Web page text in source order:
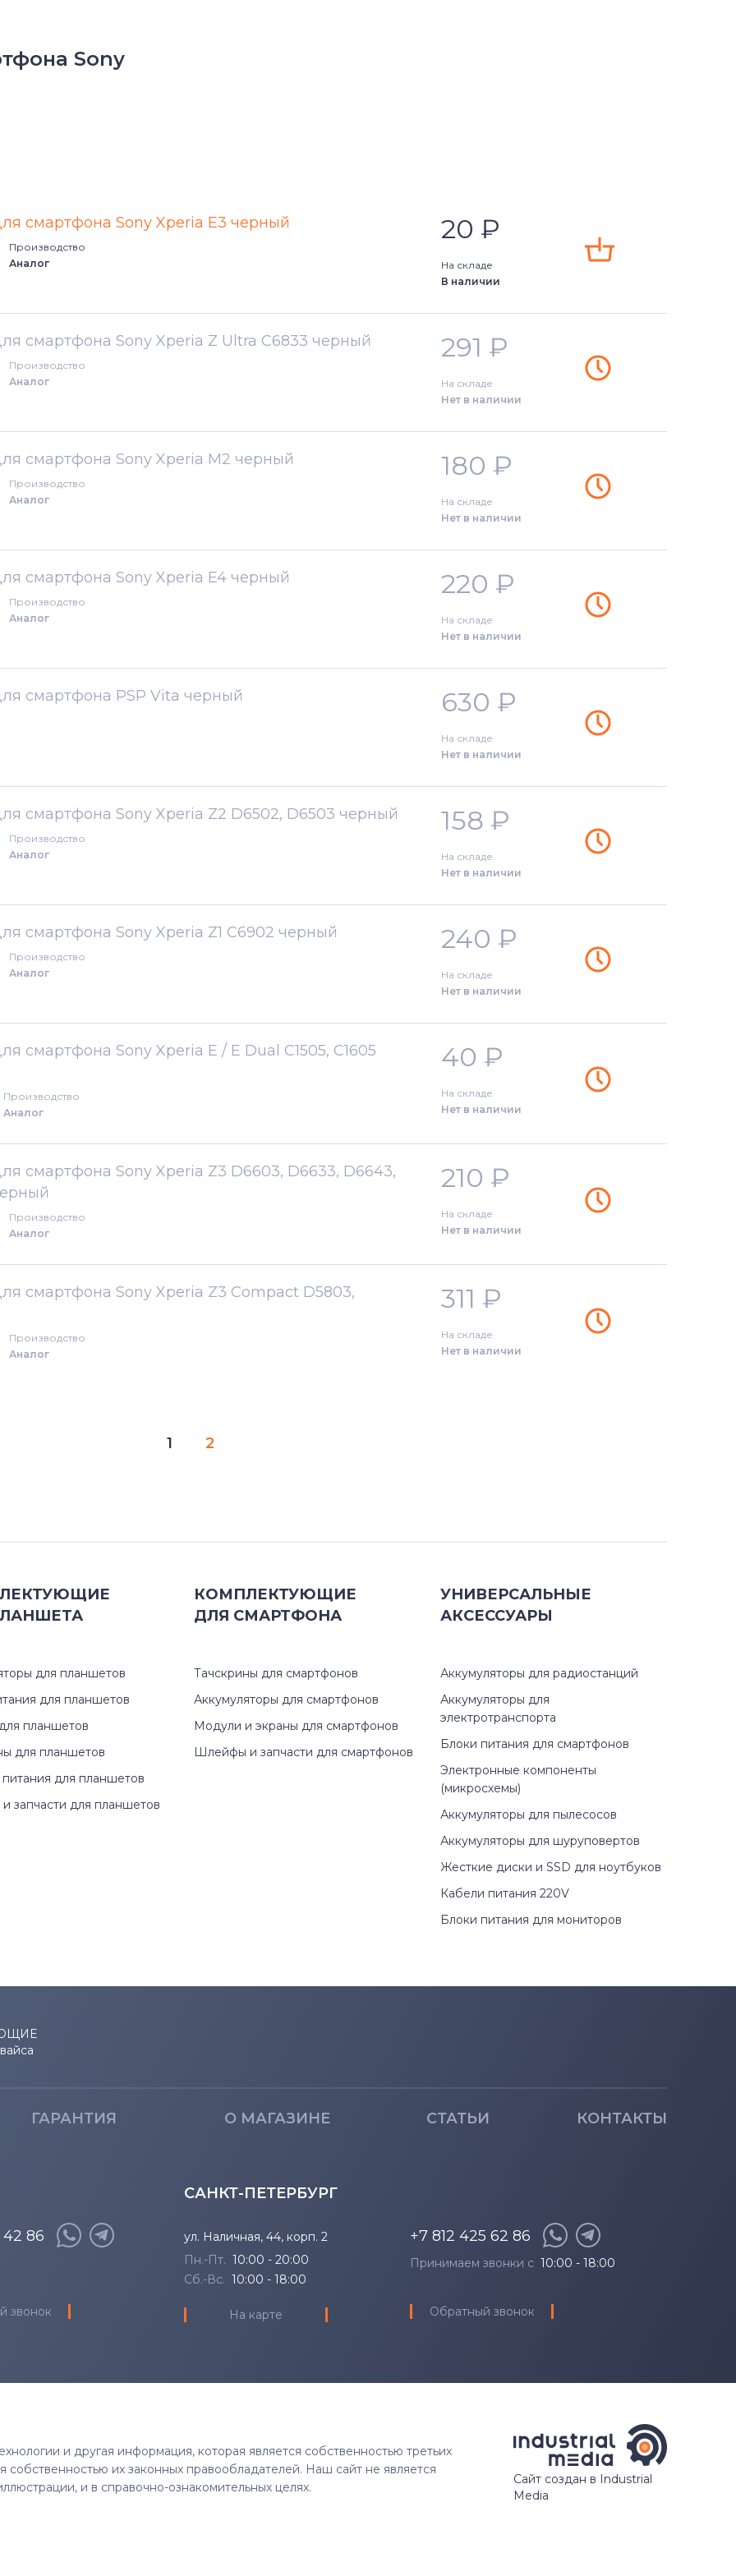
Sony
смартфона Sony Xperia E3 черный
Производство
Аналог
20 ₽
На складе
В наличии
смартфона Sony Xperia Z Ultra C6833 черный
Производство
Аналог
291 ₽
На складе
Нет в наличии
смартфона Sony Xperia M2 черный
Производство
Аналог
180 ₽
На складе
Нет в наличии
смартфона Sony Xperia E4 черный
Производство
Аналог
220 ₽
На складе
Нет в наличии
смартфона PSP Vita черный 630 ₽
На складе
Нет в наличии
смартфона Sony Xperia Z2 D6502, D6503 черный
Производство
Аналог
158 ₽
На складе
Нет в наличии
смартфона Sony Xperia Z1 C6902 черный
Производство
Аналог
240 ₽
На складе
Нет в наличии
смартфона Sony Xperia E / E Dual C1505, C1605
Производство
Аналог
40 ₽
На складе
Нет в наличии
смартфона Sony Xperia Z3 D6603, D6633, D6643,
Производство
Аналог
210 ₽
На складе
Нет в наличии
смартфона Sony Xperia Z3 Compact D5803,
Производство
Аналог
311 ₽
На складе
Нет в наличии
1 2
для планшетов
для планшетов
планшетов
для планшетов
для планшетов
запчасти для планшетов
КОМПЛЕКТУЮЩИЕ
ДЛЯ СМАРТФОНА
Тачскрины для смартфонов
Аккумуляторы для смартфонов
Модули и экраны для смартфонов
Шлейфы и запчасти для смартфонов
УНИВЕРСАЛЬНЫЕ
АКСЕССУАРЫ
Аккумуляторы для радиостанций
Аккумуляторы для
электротранспорта
Блоки питания для смартфонов
Электронные компоненты
(микросхемы)
Аккумуляторы для пылесосов
Аккумуляторы для шуруповертов
Жесткие диски и SSD для ноутбуков
Кабели питания 220V
Блоки питания для мониторов
ГАРАНТИЯ О МАГАЗИНЕ СТАТЬИ КОНТАКТЫ
42 86
звонок
САНКТ-ПЕТЕРБУРГ
ул. Наличная, 44, корп. 2
Пн.-Пт. 10:00 - 20:00
Сб.-Вс. 10:00 - 18:00
На карте
+7 812 425 62 86
Принимаем звонки с 10:00 - 18:00
Обратный звонок
и другая информация, которая является собственностью третьих
собственностью их законных правообладателей. Наш сайт не является
и в справочно-ознакомительных целях.
Сайт создан в Industrial
Media